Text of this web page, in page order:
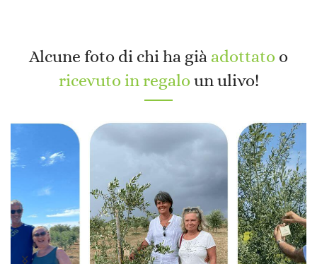
Alcune foto di chi ha giàadottato o
ricevuto in regaloun ulivo!